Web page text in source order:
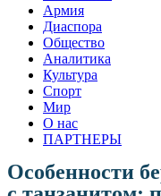
Армия
Диаспора
Общество
Аналитика
Культура
Спорт
Мир
О нас
ПАРТНЕРЫ
Особенности